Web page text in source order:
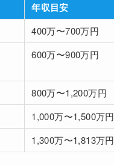
年収目安
400万〜700万円
600万〜900万円
800万〜1,200万円
1,000万〜1,500万円
1,300万〜1,813万円